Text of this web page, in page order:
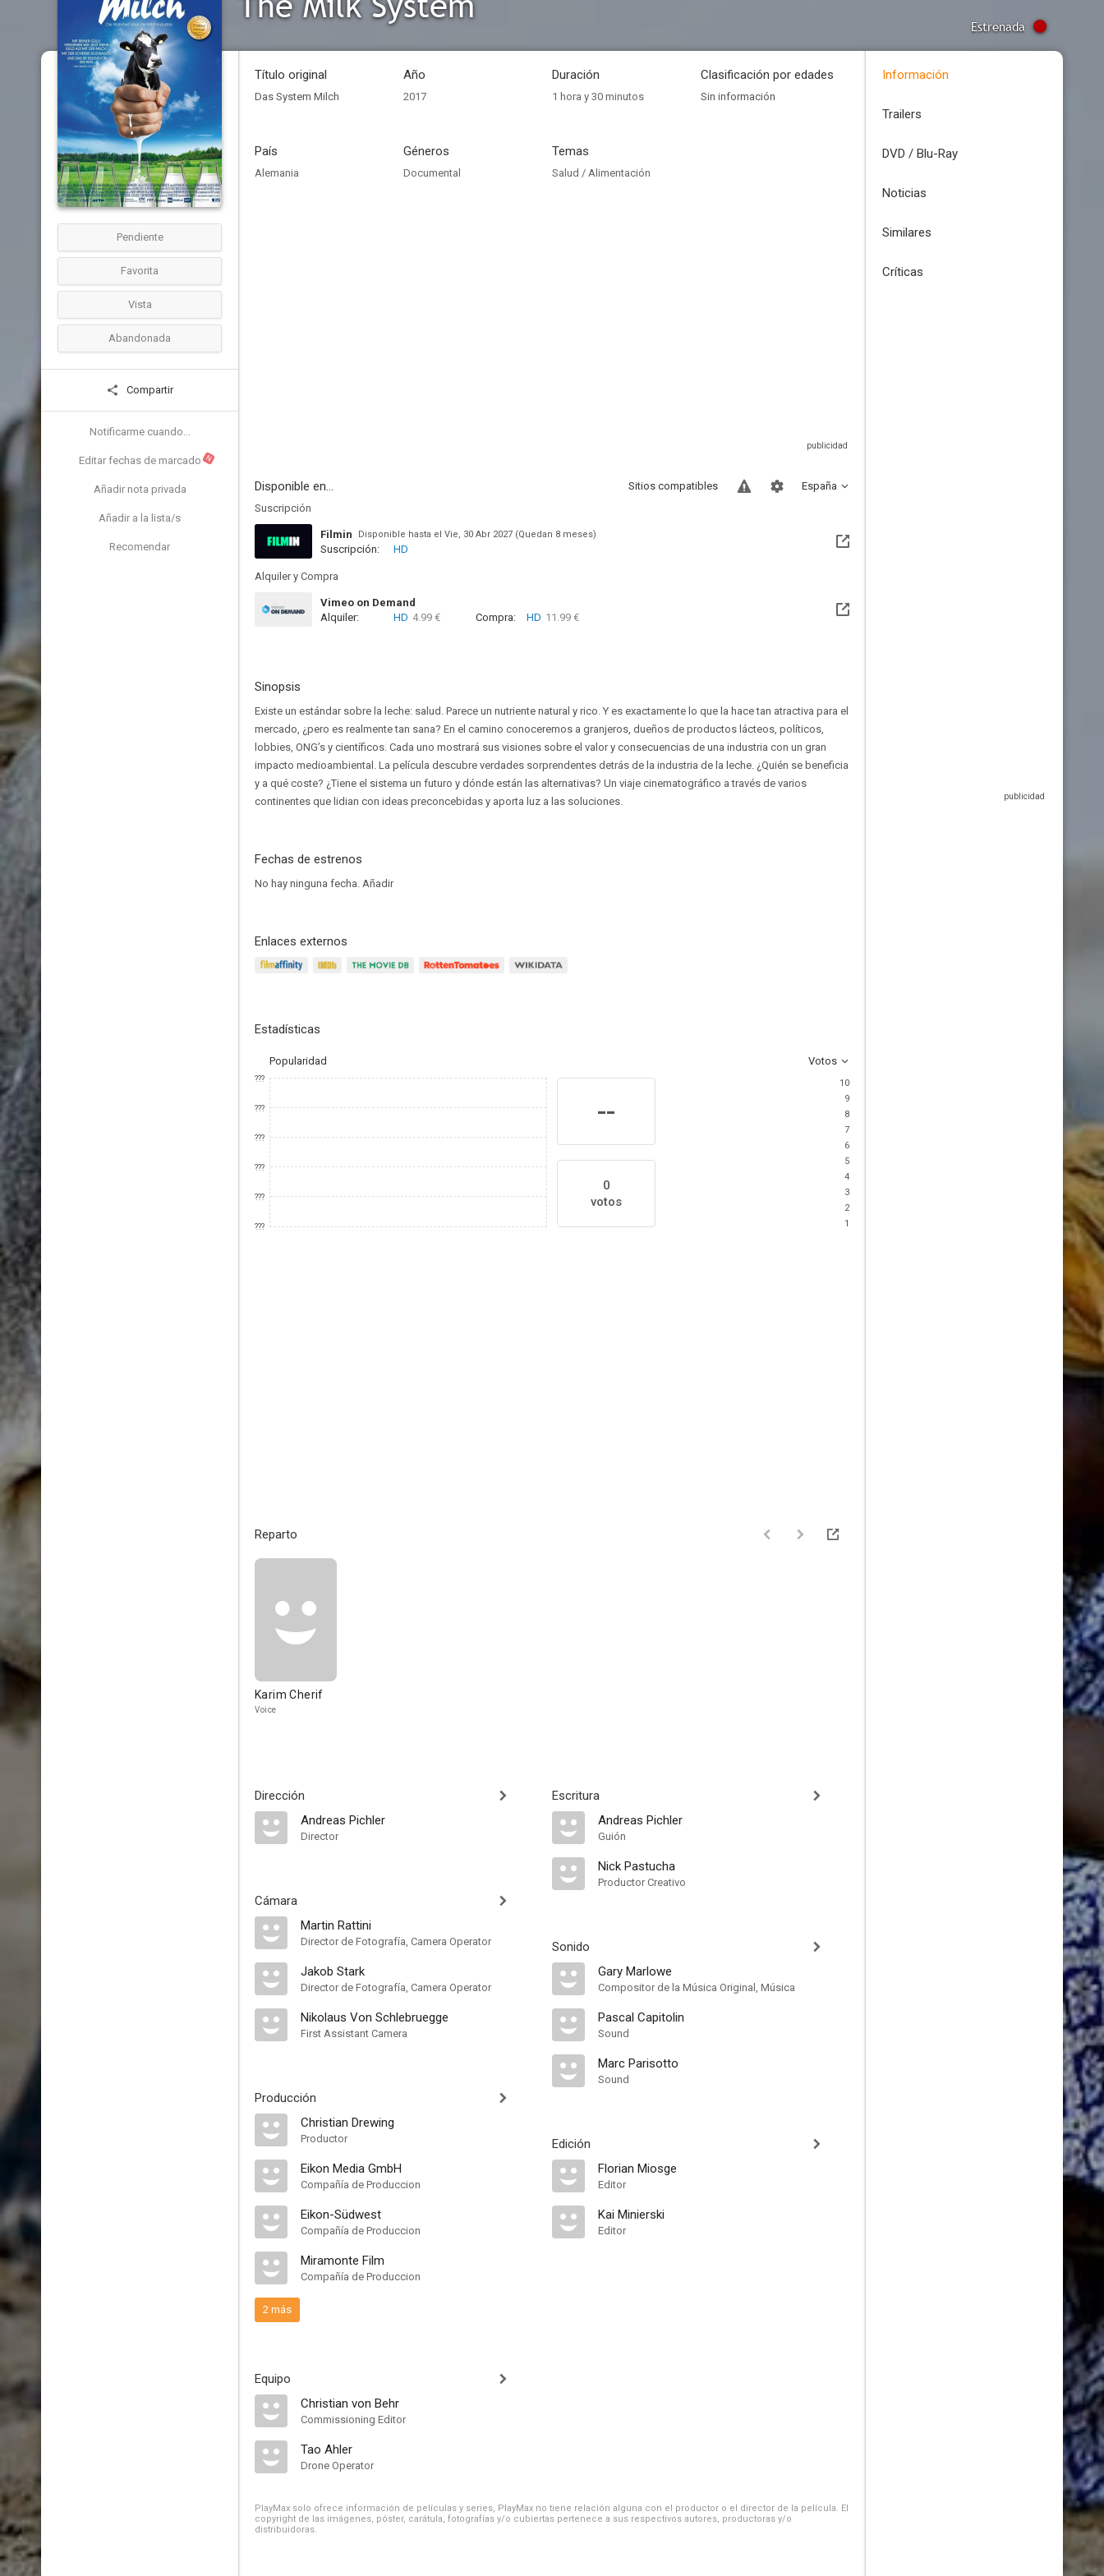
Estrenada
Pendiente
Favorita
Vista
Abandonada
Compartir
Notificarme cuando...
Editar fechas de marcado N
Añadir nota privada
Añadir a la lista/s
Recomendar
Título original
Das System Milch
Año
2017
Duración
1 hora y 30 minutos
Clasificación por edades
Sin información
País
Alemania
Géneros
Documental
Temas
Salud / Alimentación
Disponible en... España
Sitios compatibles
Suscripción
Filmin Disponible hasta el Vie, 30 Abr 2027 (Quedan 8 meses)
Suscripción: HD
Alquiler y Compra
Vimeo on Demand
Alquiler:
HD 4.99 € Compra: HD 11.99 €
Sinopsis
Existe un estándar sobre la leche: salud. Parece un nutriente natural y rico. Y es exactamente lo que la hace tan atractiva para el
mercado, ¿pero es realmente tan sana? En el camino conoceremos a granjeros, dueños de productos lácteos, políticos,
lobbies, ONG’s y científicos. Cada uno mostrará sus visiones sobre el valor y consecuencias de una industria con un gran
impacto medioambiental. La película descubre verdades sorprendentes detrás de la industria de la leche. ¿Quién se beneficia
y a qué coste? ¿Tiene el sistema un futuro y dónde están las alternativas? Un viaje cinematográfico a través de varios
continentes que lidian con ideas preconcebidas y aporta luz a las soluciones.
Fechas de estrenos
No hay ninguna fecha. Añadir
Enlaces externos
Estadísticas
Popularidad Votos
???
???
???
???
???
???
--
0
votos
10
9
8
7
6
5
4
3
2
1
Reparto
Karim Cherif
Voice
Dirección
Andreas Pichler
Director
Cámara
Martin Rattini
Director de Fotografía, Camera Operator
Jakob Stark
Director de Fotografía, Camera Operator
Nikolaus Von Schlebruegge
First Assistant Camera
Producción
Christian Drewing
Productor
Eikon Media GmbH
Compañía de Produccion
Eikon-Südwest
Compañía de Produccion
Miramonte Film
Compañía de Produccion
2 más
Equipo
Christian von Behr
Commissioning Editor
Tao Ahler
Drone Operator
Escritura
Andreas Pichler
Guión
Nick Pastucha
Productor Creativo
Sonido
Gary Marlowe
Compositor de la Música Original, Música
Pascal Capitolin
Sound
Marc Parisotto
Sound
Edición
Florian Miosge
Editor
Kai Minierski
Editor
PlayMax solo ofrece información de películas y series, PlayMax no tiene relación alguna con el productor o el director de la película. El
copyright de las imágenes, póster, carátula, fotografías y/o cubiertas pertenece a sus respectivos autores, productoras y/o
distribuidoras.
Información
Trailers
DVD / Blu-Ray
Noticias
Similares
Críticas